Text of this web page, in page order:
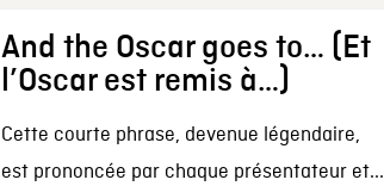
And the Oscar goes to… (Et
l’Oscar est remis à…)
Cette courte phrase, devenue légendaire,
est prononcée par chaque présentateur et...